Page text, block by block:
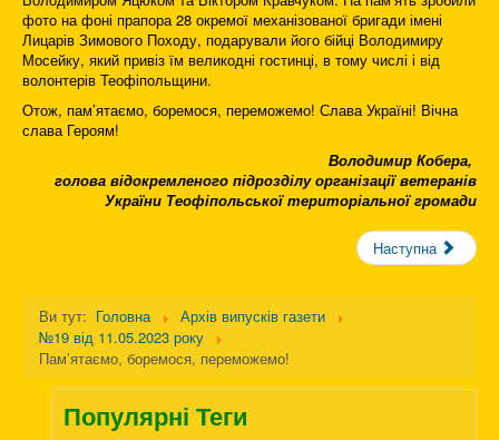
фото на фоні прапора 28 окремої механізованої бригади імені
Лицарів Зимового Походу, подарували його бійці Володимиру
Мосейку, який привіз їм великодні гостинці, в тому числі і від
волонтерів Теофіпольщини.
Отож, пам’ятаємо, боремося, переможемо! Слава Україні! Вічна
слава Героям!
Володимир Кобера,
голова відокремленого підрозділу організації ветеранів
України Теофіпольської територіальної громади
Наступна
Ви тут: Головна
Архів випусків газети
№19 від 11.05.2023 року
Пам’ятаємо, боремося, переможемо!
Популярні Теги